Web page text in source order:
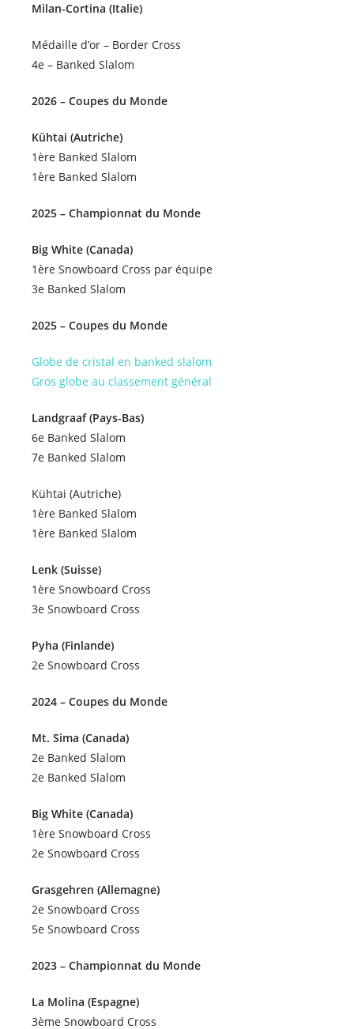
Milan-Cortina (Italie)
Médaille d’or – Border Cross
4e – Banked Slalom
2026 – Coupes du Monde
Kühtai (Autriche)
1ère Banked Slalom
1ère Banked Slalom
2025 – Championnat du Monde
Big White (Canada)
1ère Snowboard Cross par équipe
3e Banked Slalom
2025 – Coupes du Monde
Globe de cristal en banked slalom
Gros globe au classement général
Landgraaf (Pays-Bas)
6e Banked Slalom
7e Banked Slalom
Kühtai (Autriche)
1ère Banked Slalom
1ère Banked Slalom
Lenk (Suisse)
1ère Snowboard Cross
3e Snowboard Cross
Pyha (Finlande)
2e Snowboard Cross
2024 – Coupes du Monde
Mt. Sima (Canada)
2e Banked Slalom
2e Banked Slalom
Big White (Canada)
1ère Snowboard Cross
2e Snowboard Cross
Grasgehren (Allemagne)
2e Snowboard Cross
5e Snowboard Cross
2023 – Championnat du Monde
La Molina (Espagne)
3ème Snowboard Cross